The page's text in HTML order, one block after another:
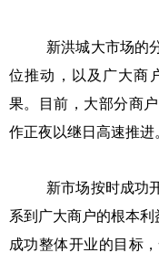
新洪城大市场的分
位推动，以及广大商
果。目前，大部分商
作正夜以继日高速推进
新市场按时成功开
系到广大商户的根本
成功整体开业的目标